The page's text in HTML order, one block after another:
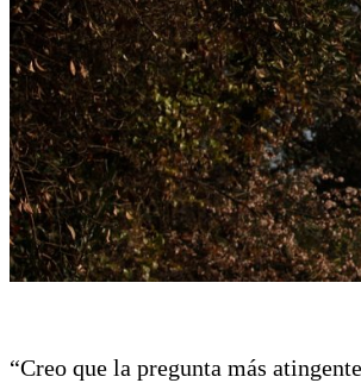
“Creo que la pregunta más